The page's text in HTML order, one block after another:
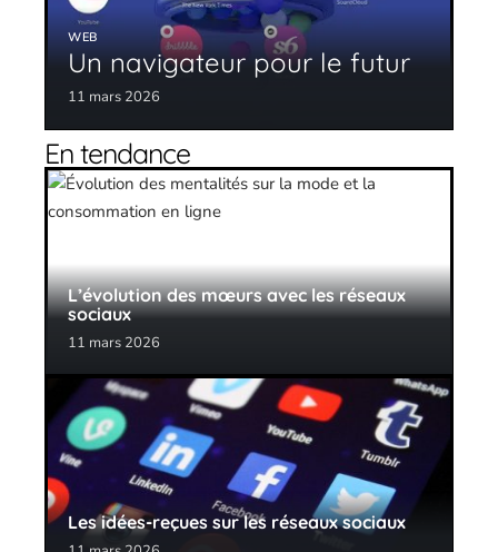
WEB
Un navigateur pour le futur
11 mars 2026
En tendance
L’évolution des mœurs avec les réseaux
sociaux
11 mars 2026
Les idées-reçues sur les réseaux sociaux